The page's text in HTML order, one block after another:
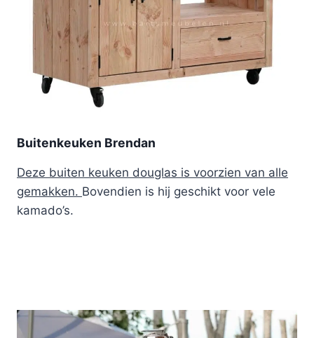
Buitenkeuken Brendan
Deze buiten keuken douglas is voorzien van alle
gemakken. Bovendien is hij geschikt voor vele
kamado’s.